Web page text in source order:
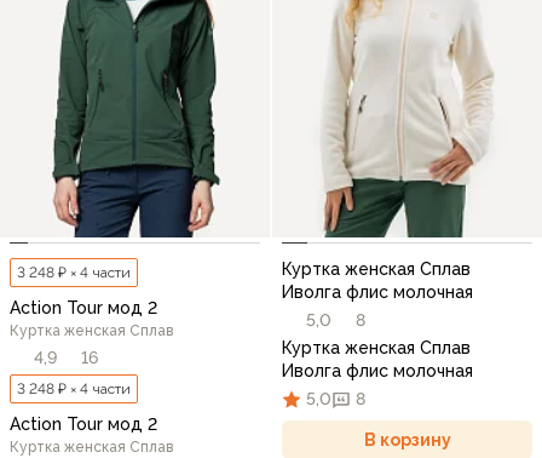
3 248 ₽ × 4 части
Action Tour мод 2
Куртка женская Сплав
4,9 16
3 248 ₽ × 4 части
Action Tour мод 2
Куртка женская Сплав
Куртка женская Сплав
Иволга флис молочная
5,0
8
Куртка женская Сплав
Иволга флис молочная
5,0
8
В корзину